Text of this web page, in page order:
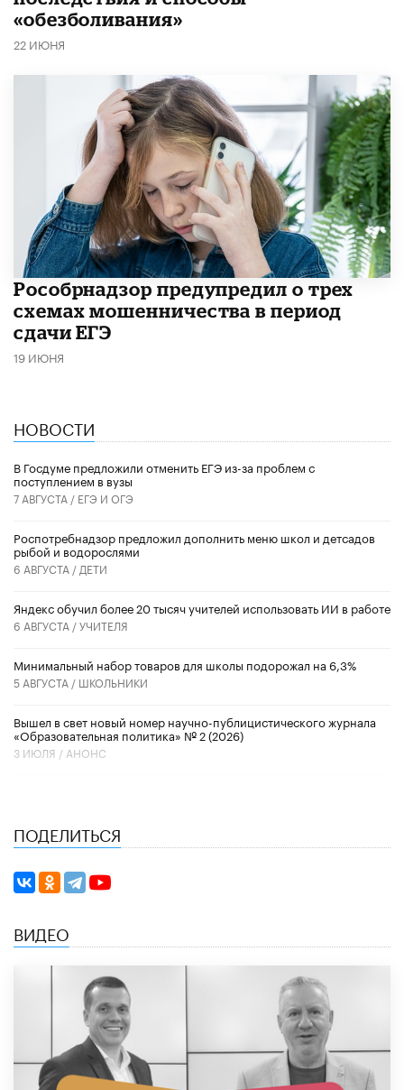
«обезболивания»
22 ИЮНЯ
Рособрнадзор предупредил о трех
схемах мошенничества в период
сдачи ЕГЭ
19 ИЮНЯ
НОВОСТИ
В Госдуме предложили отменить ЕГЭ из-за проблем с
поступлением в вузы
7 АВГУСТА / ЕГЭ И ОГЭ
Роспотребнадзор предложил дополнить меню школ и детсадов
рыбой и водорослями
6 АВГУСТА / ДЕТИ
​Яндекс обучил более 20 тысяч учителей использовать ИИ в работе
6 АВГУСТА /УЧИТЕЛЯ
Минимальный набор товаров для школы подорожал на 6,3%
5 АВГУСТА / ШКОЛЬНИКИ
Вышел в свет новый номер научно-публицистического журнала
«Образовательная политика» № 2 (2026)
3 ИЮЛЯ / АНОНС
ПОДЕЛИТЬСЯ
ВИДЕО